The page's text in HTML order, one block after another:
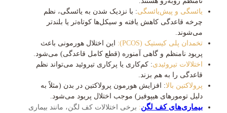
یائسگی و پیش‌یائسگی: با نزدیک شدن به یائسگی، نظم
چرخه قاعدگی کاهش یافته و سیکل‌ها کوتاه‌تر یا بلندتر
می‌شوند.
تخمدان پلی کیستیک (PCOS):
این اختلال هورمونی باعث
پریود نامنظم و گاهی آمنوره (قطع کامل قاعدگی) می‌شود.
اختلالات تیروئیدی: کم‌کاری یا پرکاری تیروئید می‌تواند نظم
قاعدگی را به هم بزند.
پرولاکتین بالا: افزایش هورمون پرولاکتین در بدن (مثلاً به
دلیل تومورهای هیپوفیز) موجب اختلال پریود می‌شود.
بیماری‌های کف لگن: برخی اختلالات کف لگن، مانند بیماری